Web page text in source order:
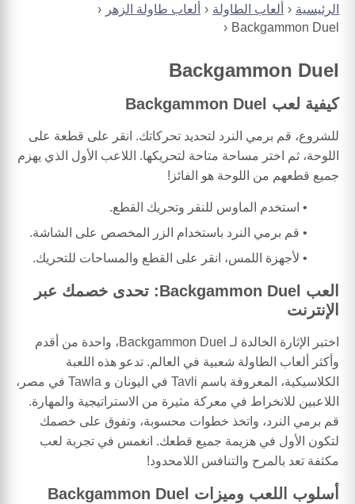
الرئيسية ألعاب الطاولة
ألعاب طاولة الزهر
Backgammon Duel
Backgammon Duel
كيفية لعب Backgammon Duel
للشروع، قم برمي النرد لتحديد تحركاتك. انقر على قطعة على
اللوحة، ثم اختر مساحة متاحة لتحريكها. اللاعب الأول الذي يهزم
جميع قطعهم من اللوحة هو الفائز!
استخدم الماوس للنقر وتحريك القطع.
قم برمي النرد باستخدام الزر المخصص على الشاشة.
لأجهزة اللمس، انقر على القطع والمساحات للتحريك.
العب Backgammon Duel: تحدى خصمك عبر
الإنترنت
اختبر الإثارة الخالدة لـ Backgammon Duel، واحدة من أقدم
وأكثر ألعاب الطاولة شعبية في العالم. تدعو هذه اللعبة
الكلاسيكية، المعروفة باسم Tavli في اليونان و Tawla في مصر،
اللاعبين للانخراط في معركة مثيرة من الاستراتيجية والمهارة.
قم برمي النرد، واتخذ خطوات محسوبة، وتفوق على خصمك
لتكون الأول في هزيمة جميع قطعك. انغمس في تجربة لعب
مكثفة تعد بالمرح والتنافس اللامحدود!
أسلوب اللعب وميزات Backgammon Duel